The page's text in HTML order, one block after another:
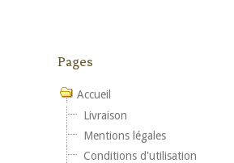
Pages
Accueil
Livraison
Mentions légales
Conditions d'utilisation